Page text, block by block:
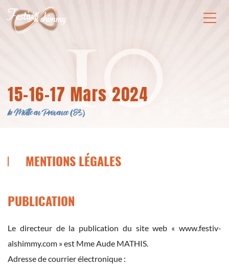
15-16-17 Mars 2024
la Motte en Provence (83)
MENTIONS LÉGALES
PUBLICATION
Le directeur de la publication du site web « www.festiv-
alshimmy.com » est Mme Aude MATHIS.
Adresse de courrier électronique :